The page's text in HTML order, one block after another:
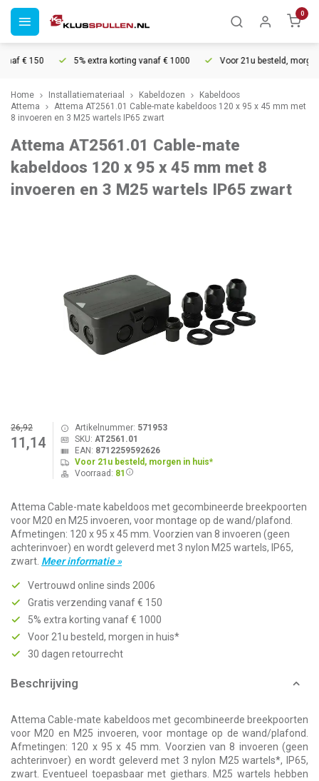
0
€ 150 5% extra korting vanaf € 1000 Voor 21u besteld, morgen
Home Installatiemateriaal Kabeldozen
Kabeldoos
Attema
Attema AT2561.01 Cable-mate kabeldoos 120 x 95 x 45 mm met
8 invoeren en 3 M25 wartels IP65 zwart
Attema AT2561.01 Cable-mate
kabeldoos 120 x 95 x 45 mm met 8
invoeren en 3 M25 wartels IP65 zwart
26,92
11,14
Artikelnummer: 571953
SKU: AT2561.01
EAN: 8712259592626
Voor 21u besteld, morgen in huis*
Voorraad: 81
Attema Cable-mate kabeldoos met gecombineerde breekpoorten
voor M20 en M25 invoeren, voor montage op de wand/plafond.
Afmetingen: 120 x 95 x 45 mm. Voorzien van 8 invoeren (geen
achterinvoer) en wordt geleverd met 3 nylon M25 wartels, IP65,
zwart. Meer informatie »
Vertrouwd online sinds 2006
Gratis verzending vanaf € 150
5% extra korting vanaf € 1000
Voor 21u besteld, morgen in huis*
30 dagen retourrecht
Beschrijving
Attema Cable-mate kabeldoos met gecombineerde breekpoorten
voor M20 en M25 invoeren, voor montage op de wand/plafond.
Afmetingen: 120 x 95 x 45 mm. Voorzien van 8 invoeren (geen
achterinvoer) en wordt geleverd met 3 nylon M25 wartels*, IP65,
zwart. Eventueel toepasbaar met giethars. M25 wartels hebben